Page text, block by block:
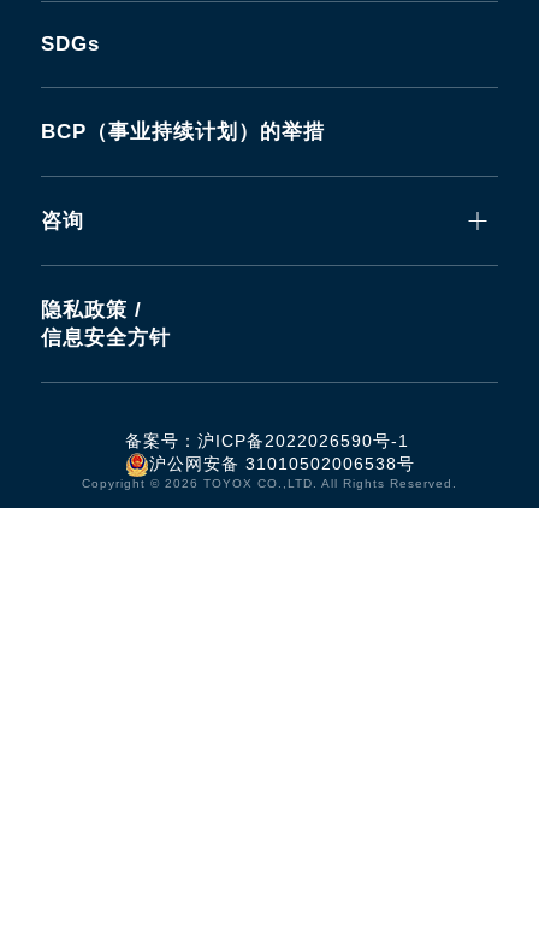
SDGs
BCP（事业持续计划）的举措
咨询
隐私政策 /
信息安全方针
备案号： 沪ICP备2022026590号-1
沪公网安备 31010502006538号
Copyright © 2026 TOYOX CO.,LTD. All Rights Reserved.